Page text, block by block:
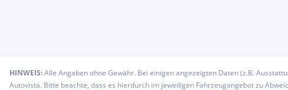
HINWEIS:Alle Angaben ohne Gewähr. Bei einigen angezeigten Daten (z.B.
Autovista. Bitte beachte, dass es hierdurch im jeweiligen Fahrzeugangebot zu